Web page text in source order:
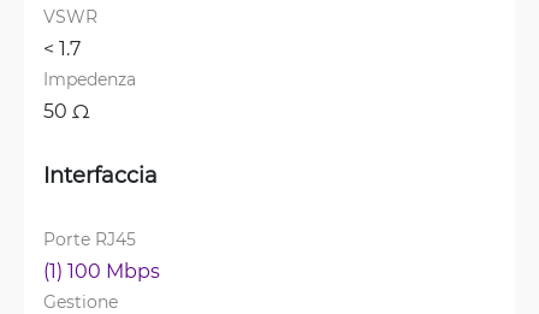
VSWR
< 1.7
Impedenza
50 Ω
Interfaccia
Porte RJ45
(1) 100 Mbps
Gestione